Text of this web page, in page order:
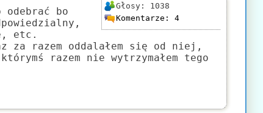
Głosy: 1038
Komentarze: 4
odebrać bo
etc.
za razem oddalałem się od niej,
razem nie wytrzymałem tego